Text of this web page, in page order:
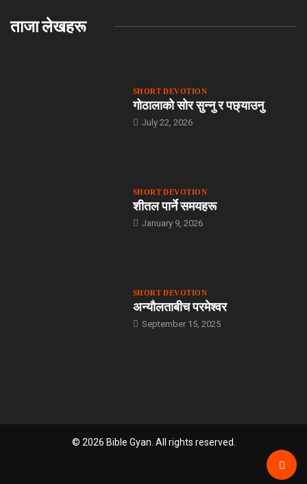
ताजा लेखहरू
SHORT DEVOTION
गोठालाको सोर सुन्नु र पछ्याउनु
July 22, 2026
SHORT DEVOTION
शीतल पार्ने समयहरू
January 9, 2026
SHORT DEVOTION
अन्यौलताबीच परमेश्‍वर
September 15, 2025
© 2026 Bible Gyan. All rights reserved.